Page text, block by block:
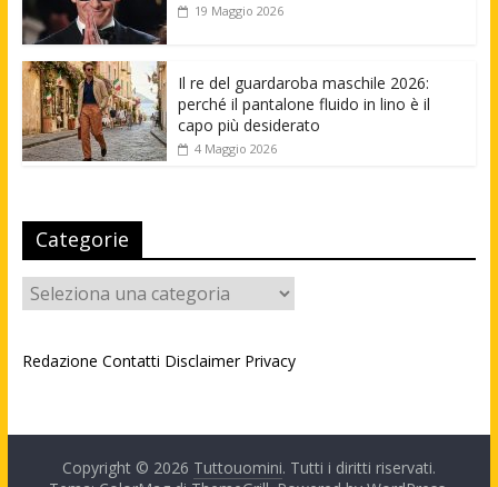
19 Maggio 2026
Il re del guardaroba maschile 2026:
perché il pantalone fluido in lino è il
capo più desiderato
4 Maggio 2026
Categorie
Categorie
Redazione Contatti Disclaimer Privacy
Copyright © 2026 Tuttouomini. Tutti i diritti riservati.